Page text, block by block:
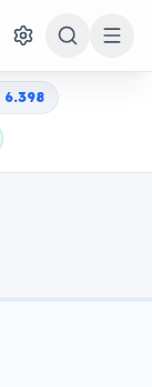
6.398